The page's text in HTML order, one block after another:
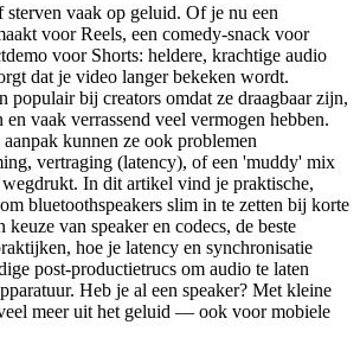
vaak op geluid. Of je nu een
voor Reels, een comedy-snack voor
voor Shorts: heldere, krachtige audio
dat je video langer bekeken wordt.
populair bij creators omdat ze draagbaar zijn,
vaak verrassend veel vermogen hebben.
kunnen ze ook problemen
vertraging (latency), of een 'muddy' mix
wegdrukt. In dit artikel vind je praktische,
bluetoothspeakers slim in te zetten bij korte
keuze van speaker en codecs, de beste
hoe je latency en synchronisatie
post-productietrucs om audio te laten
Heb je al een speaker? Met kleine
meer uit het geluid — ook voor mobiele